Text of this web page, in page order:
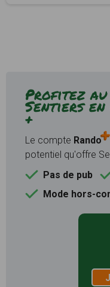
Profitez au
Sentiers
+
Le compte Rando
potentiel qu'offre
Pas de pub
Mode hors-